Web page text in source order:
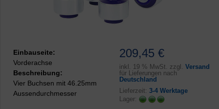
209,45 €
inkl. 19 % MwSt. zzgl. Versand
für Lieferungen nach
Deutschland
Lieferzeit: 3-4 Werktage
Lager:
Einbauseite:
Vorderachse
Beschreibung:
Vier Buchsen mit 46.25mm
Aussendurchmesser